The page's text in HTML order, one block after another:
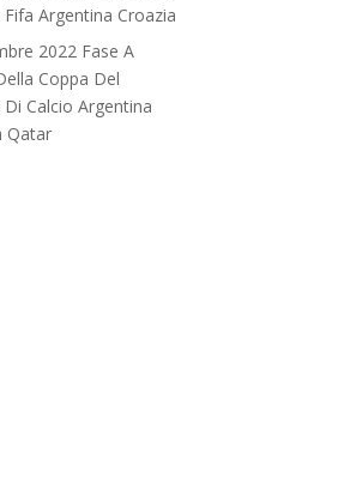
Argentina Croazia
2022 Fase A
Coppa Del
Calcio Argentina
Qatar